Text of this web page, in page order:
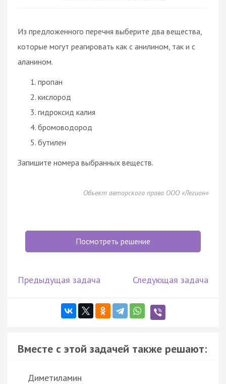
Из предложенного перечня выберите два вещества,
которые могут реагировать как с анилином, так и с
аланином.
пропан
кислород
гидроксид калия
бромоводород
бутилен
Запишите номера выбранных веществ.
Объект авторского права ООО «Легион»
Посмотреть решение
Предыдущая задача Следующая задача
Вместе с этой задачей также решают:
Диметиламин